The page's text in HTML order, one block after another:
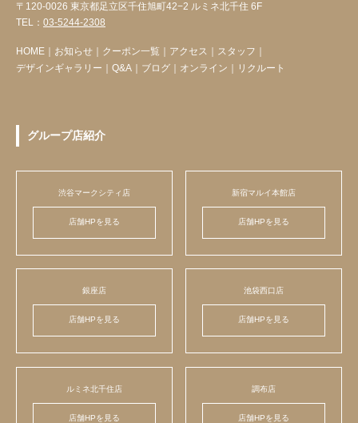
〒120-0026 東京都足立区千住旭町42−2 ルミネ北千住 6F
TEL： 03-5244-2308
HOME お知らせ クーポン一覧 アクセス スタッフ
デザインギャラリー
Q&A ブログ オンライン リクルート
グループ店紹介
渋谷マークシティ店
店舗HPを見る
新宿マルイ本館店
店舗HPを見る
銀座店
店舗HPを見る
池袋西口店
店舗HPを見る
ルミネ北千住店
店舗HPを見る
調布店
店舗HPを見る